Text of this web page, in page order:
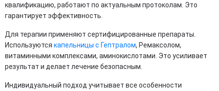
квалификацию, работают по актуальным протоколам. Это
гарантирует эффективность.
Для терапии применяют сертифицированные препараты.
Используются капельницы с Гептралом, Ремаксолом,
витаминными комплексами, аминокислотами. Это усиливает
результат и делает лечение безопасным.
Индивидуальный подход учитывает все особенности